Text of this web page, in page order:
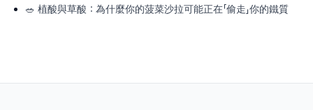
🥗 植酸與草酸：為什麼你的菠菜沙拉可能正在「偷走」你的鐵質